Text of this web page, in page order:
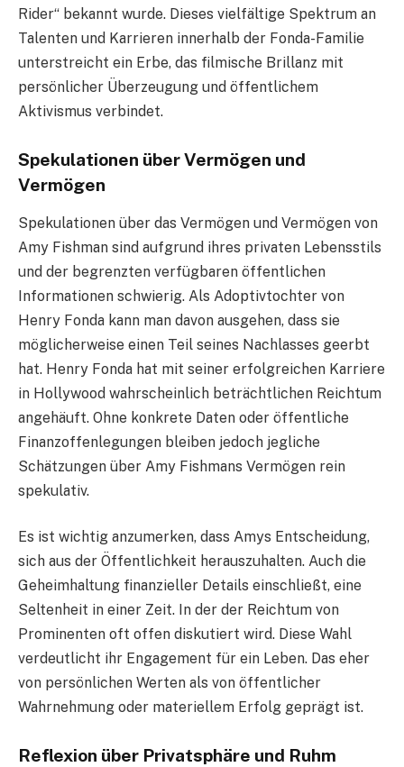
Rider“ bekannt wurde. Dieses vielfältige Spektrum an
Talenten und Karrieren innerhalb der Fonda-Familie
unterstreicht ein Erbe, das filmische Brillanz mit
persönlicher Überzeugung und öffentlichem
Aktivismus verbindet.
Spekulationen über Vermögen und
Vermögen
Spekulationen über das Vermögen und Vermögen von
Amy Fishman sind aufgrund ihres privaten Lebensstils
und der begrenzten verfügbaren öffentlichen
Informationen schwierig. Als Adoptivtochter von
Henry Fonda kann man davon ausgehen, dass sie
möglicherweise einen Teil seines Nachlasses geerbt
hat. Henry Fonda hat mit seiner erfolgreichen Karriere
in Hollywood wahrscheinlich beträchtlichen Reichtum
angehäuft. Ohne konkrete Daten oder öffentliche
Finanzoffenlegungen bleiben jedoch jegliche
Schätzungen über Amy Fishmans Vermögen rein
spekulativ.
Es ist wichtig anzumerken, dass Amys Entscheidung,
sich aus der Öffentlichkeit herauszuhalten. Auch die
Geheimhaltung finanzieller Details einschließt, eine
Seltenheit in einer Zeit. In der der Reichtum von
Prominenten oft offen diskutiert wird. Diese Wahl
verdeutlicht ihr Engagement für ein Leben. Das eher
von persönlichen Werten als von öffentlicher
Wahrnehmung oder materiellem Erfolg geprägt ist.
Reflexion über Privatsphäre und Ruhm